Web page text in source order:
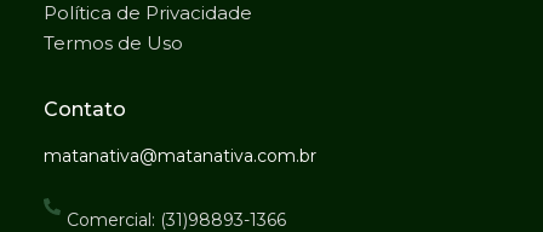
Política de Privacidade
Termos de Uso
Contato
matanativa@matanativa.com.br
Comercial: (31)98893-1366